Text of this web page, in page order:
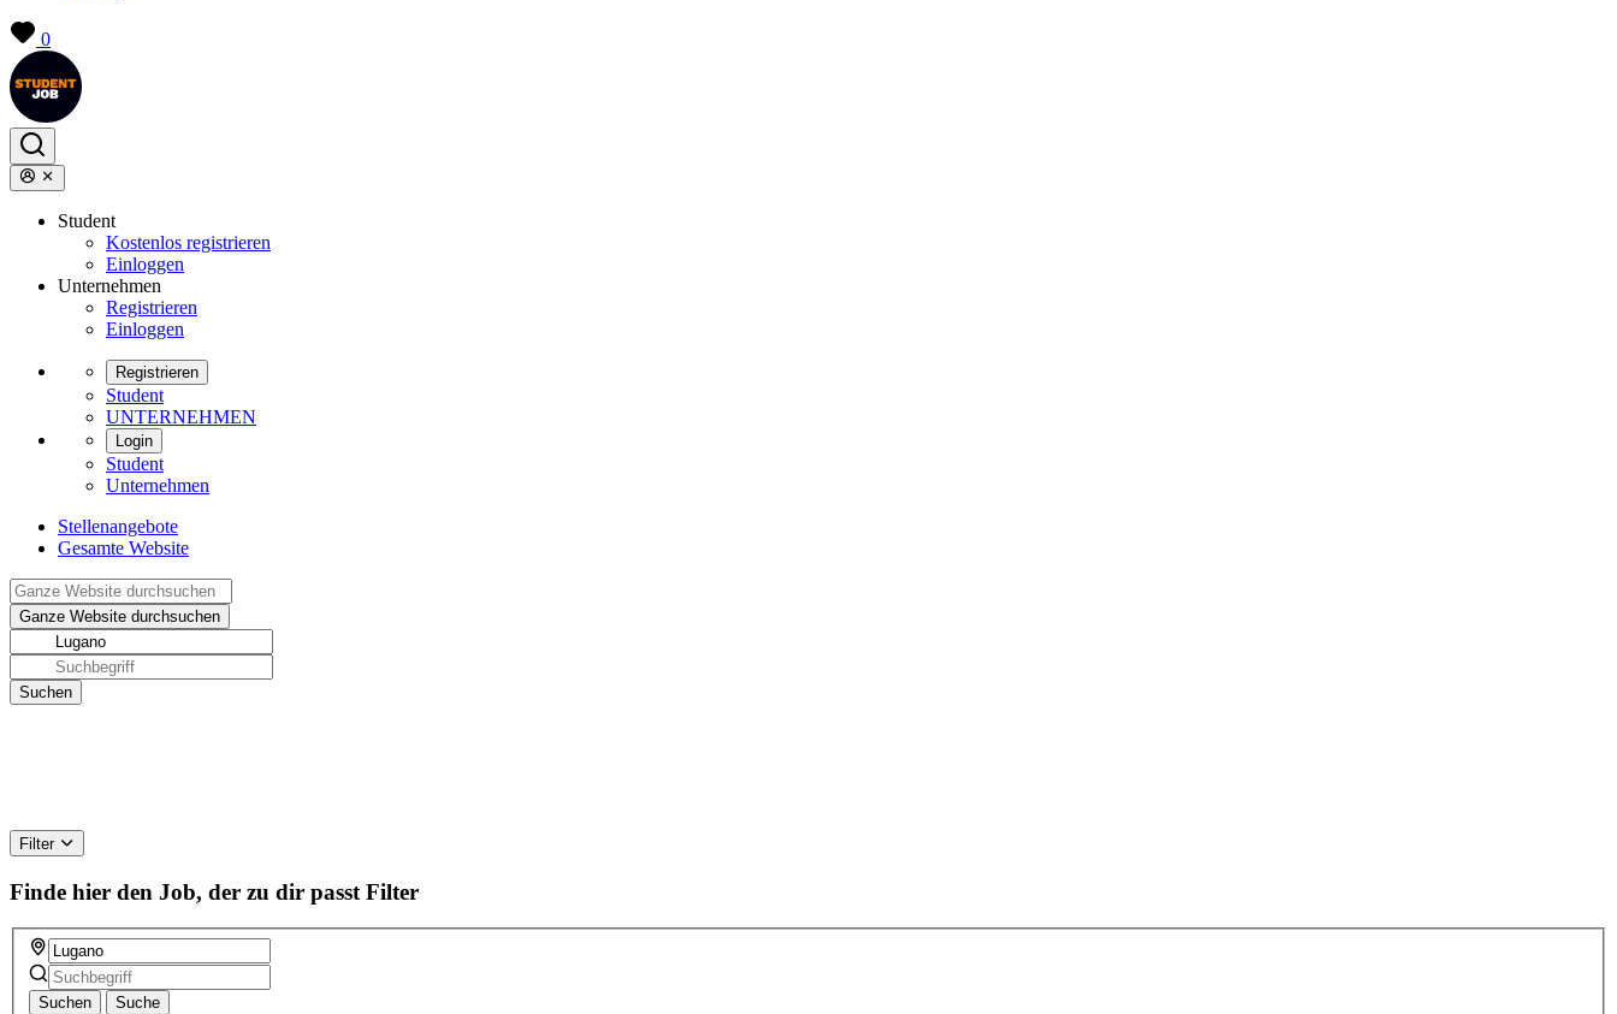
0
Student
Kostenlos registrieren
Einloggen
Unternehmen
Registrieren
Einloggen
Registrieren
Student
UNTERNEHMEN
Login
Student
Unternehmen
Stellenangebote
Gesamte Website
Filter
Finde hier den Job, der zu dir passt Filter
Suchen Suche